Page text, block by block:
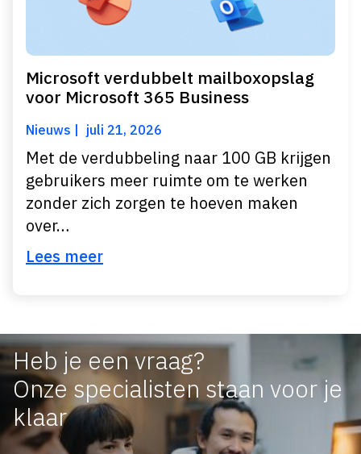
Microsoft verdubbelt mailboxopslag
voor Microsoft 365 Business
Nieuws juli 21, 2026
Met de verdubbeling naar 100 GB krijgen
gebruikers meer ruimte om te werken
zonder zich zorgen te hoeven maken
over…
Lees meer
Heb je een vraag?
Onze specialisten staan voor je
klaar